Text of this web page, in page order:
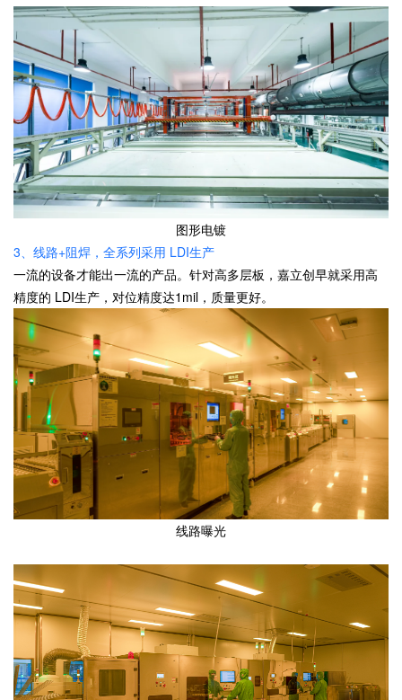
图形电镀
3、线路+阻焊，全系列采用 LDI生产
一流的设备才能出一流的产品。针对高多层板，嘉立创早就采用高
精度的 LDI生产，对位精度达1mil，质量更好。
线路曝光